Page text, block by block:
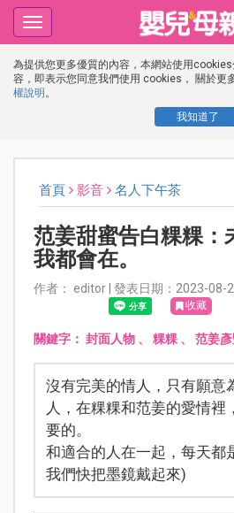
為提供您更多優質的內容，本網站使用
容，即表示您同意我們使用 cookies， 關於更
權說明 。
我知道了
Toggle
navigation
首頁 影音 名人下午茶
范姜甜蜜告白粿粿：
我都會在。
作者： editor | 發表日期：2023-08-
收藏
關鍵字： 封面人物、 粿粿、 范姜
沒有完美的情人，只有願意
人，在粿粿和范姜的愛情裡
要的。
和適合的人在一起，每天都
我們快把墨鏡戴起來)